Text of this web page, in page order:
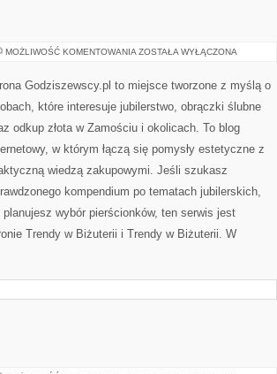
MOŻLIWOŚĆ KOMENTOWANIA TRENDY
ZOSTAŁA WYŁĄCZONA
Godziszewscy.pl to miejsce tworzone z myślą o
które interesuje jubilerstwo, obrączki ślubne
odkup złota w Zamościu i okolicach. To blog
w którym łączą się pomysły estetyczne z
wiedzą zakupowymi. Jeśli szukasz
kompendium po tematach jubilerskich,
wybór pierścionków, ten serwis jest
Trendy w Biżuterii i Trendy w Biżuterii. W